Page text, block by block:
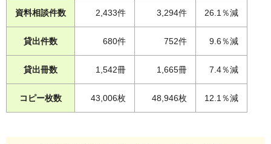
資料相談件数 2,433件 3,294件 26.1％減
貸出件数 680件 752件 9.6％減
貸出冊数 1,542冊 1,665冊 7.4％減
コピー枚数 43,006枚 48,946枚 12.1％減